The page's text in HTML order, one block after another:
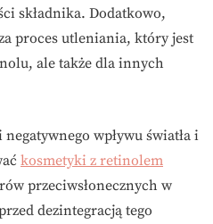
składnika. Dodatkowo,
proces utleniania, który jest
ale także dla innych
wpływu światła i
kosmetyki z retinolem
przeciwsłonecznych w
dezintegracją tego